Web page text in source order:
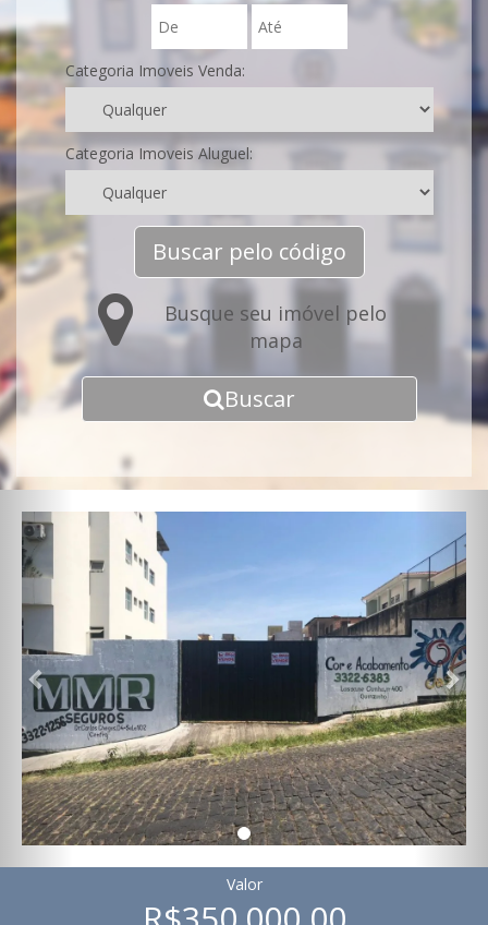
Categoria Imoveis Venda:
Categoria Imoveis Aluguel:
Buscar pelo código
Busque seu imóvel pelo
mapa
Buscar
Previous
Valor